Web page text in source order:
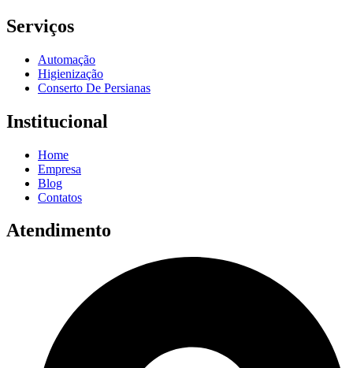
Serviços
Automação
Higienização
Conserto De Persianas
Institucional
Home
Empresa
Blog
Contatos
Atendimento